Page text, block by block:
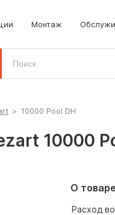
Монтаж
> 10000 Pool DH
10000
О товаре
Расход